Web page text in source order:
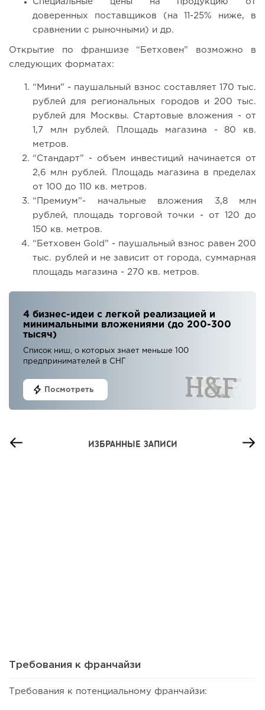
доверенных поставщиков (на 11-25% ниже, в
сравнении с рыночными) и др.
Открытие по франшизе “Бетховен” возможно в
следующих форматах:
“Мини” - паушальный взнос составляет 170 тыс.
рублей для региональных городов и 200 тыс.
рублей для Москвы. Стартовые вложения - от
1,7 млн рублей. Площадь магазина - 80 кв.
метров.
“Стандарт” - объем инвестиций начинается от
2,6 млн рублей. Площадь магазина в пределах
от 100 до 110 кв. метров.
“Премиум”- начальные вложения 3,8 млн
рублей, площадь торговой точки - от 120 до
150 кв. метров.
“Бетховен Gold” - паушальный взнос равен 200
тыс. рублей и не зависит от города, суммарная
площадь магазина - 270 кв. метров.
4 бизнес-идеи с легкой реализацией и
минимальными вложениями (до 200-300
тысяч)
Список ниш, о которых знает меньше 100
предпринимателей в СНГ
Посмотреть
ИЗБРАННЫЕ ЗАПИСИ
Требования к франчайзи
Требования к потенциальному франчайзи: